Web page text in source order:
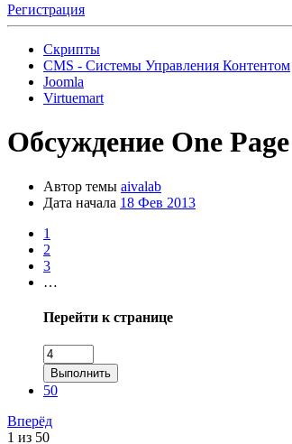
Регистрация
Скрипты
CMS - Системы Управления Контентом
Joomla
Virtuemart
Обсуждение One
Автор темы aivalab
Дата начала 18 Фев 2013
1
2
3
…
Перейти к странице
Выполнить
50
Вперёд
1 из 50